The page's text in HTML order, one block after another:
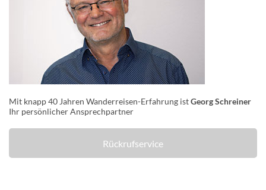
Mit knapp 40 Jahren Wanderreisen-Erfahrung istGeorg Schreiner
Ihr persönlicher Ansprechpartner
Rückrufservice